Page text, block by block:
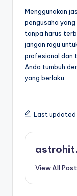
Menggunakan
pengusaha
tanpa harus
jangan ragu
profesional dan
Anda tumbuh
yang berlaku.
Last updated
View All